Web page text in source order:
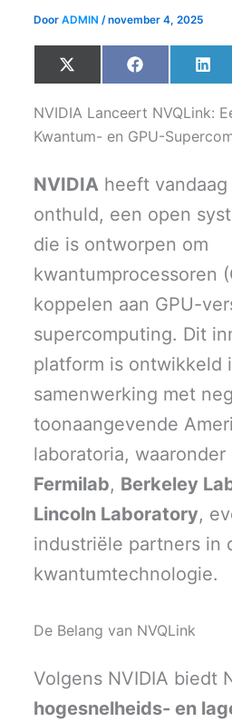
DoorADMIN/november 4, 2025
Share
on
X
(
w
i
t
t
)
Share
on
F
a
e
b
o
on
L
i
k
e
d
I
NVIDIA Lanceert NVQLink:
Kwantum- en GPU-
NVIDIA heeft vandaag
onthuld, een open
die is ontworpen om
kwantumprocessoren
koppelen aan GPU-
supercomputing. Dit
platform is ontwikkeld
samenwerking met
toonaangevende
laboratoria, waaronder
Fermilab, Berkeley
Lincoln Laboratory,
industriële partners in
kwantumtechnologie.
De Belang van NVQLink
Volgens NVIDIA biedt
hogesnelheids- en